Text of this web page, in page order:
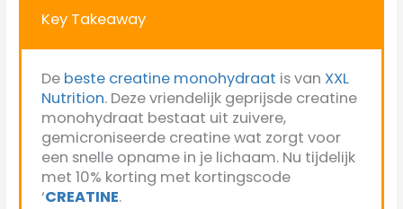
Key Takeaway
De beste creatine monohydraat is van XXL
Nutrition. Deze vriendelijk geprijsde creatine
monohydraat bestaat uit zuivere,
gemicroniseerde creatine wat zorgt voor
een snelle opname in je lichaam. Nu tijdelijk
met 10% korting met kortingscode
‘CREATINE.